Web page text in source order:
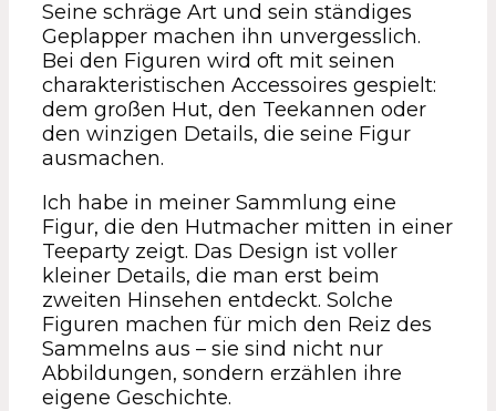
Seine schräge Art und sein ständiges
Geplapper machen ihn unvergesslich.
Bei den Figuren wird oft mit seinen
charakteristischen Accessoires gespielt:
dem großen Hut, den Teekannen oder
den winzigen Details, die seine Figur
ausmachen.
Ich habe in meiner Sammlung eine
Figur, die den Hutmacher mitten in einer
Teeparty zeigt. Das Design ist voller
kleiner Details, die man erst beim
zweiten Hinsehen entdeckt. Solche
Figuren machen für mich den Reiz des
Sammelns aus – sie sind nicht nur
Abbildungen, sondern erzählen ihre
eigene Geschichte.